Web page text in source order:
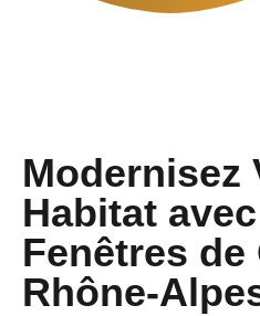
Modernisez
Habitat
Fenêtres de
Rhône-